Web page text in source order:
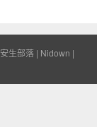
安生部落 | Nidown |